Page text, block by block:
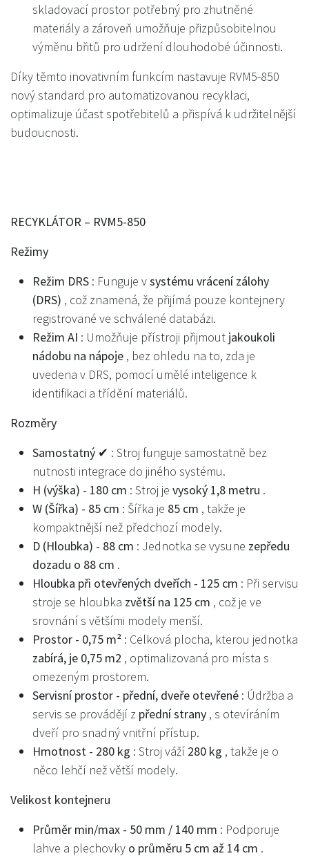
skladovací prostor potřebný pro zhutněné
materiály a zároveň umožňuje přizpůsobitelnou
výměnu břitů pro udržení dlouhodobé účinnosti.
Díky těmto inovativním funkcím nastavuje RVM5-850
nový standard pro automatizovanou recyklaci,
optimalizuje účast spotřebitelů a přispívá k udržitelnější
budoucnosti.
RECYKLÁTOR – RVM5-850
Režimy
Režim DRS : Funguje vsystému vrácení zálohy
(DRS) , což znamená, že přijímá pouze kontejnery
registrované ve schválené databázi.
Režim AI : Umožňuje přístroji přijmout jakoukoli
nádobu na nápoje , bez ohledu na to, zda je
uvedena v DRS, pomocí umělé inteligence k
identifikaci a třídění materiálů.
Rozměry
Samostatný ✔ : Stroj funguje samostatně bez
nutnosti integrace do jiného systému.
H (výška) - 180 cm : Stroj je vysoký 1,8 metru .
W (Šířka) - 85 cm : Šířka je 85 cm , takže je
kompaktnější než předchozí modely.
D (Hloubka) - 88 cm : Jednotka se vysune zepředu
dozadu o 88 cm .
Hloubka při otevřených dveřích - 125 cm : Při servisu
stroje se hloubka zvětší na 125 cm , což je ve
srovnání s většími modely menší.
Prostor - 0,75 m² : Celková plocha, kterou jednotka
zabírá, je 0,75 m2 , optimalizovaná pro místa s
omezeným prostorem.
Servisní prostor - přední, dveře otevřené : Údržba a
servis se provádějí z přední strany , s otevíráním
dveří pro snadný vnitřní přístup.
Hmotnost - 280 kg : Stroj váží 280 kg , takže je o
něco lehčí než větší modely.
Velikost kontejneru
Průměr min/max - 50 mm / 140 mm : Podporuje
lahve a plechovky o průměru 5 cm až 14 cm .